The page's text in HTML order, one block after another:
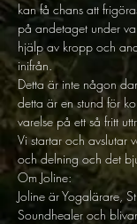
kan få chans att
på andetaget under
hjälp av kropp och
inifrån.
Detta är inte någon
detta är en stund för
varelse på ett så fritt
Vi startar och avslutar
och delning och det
Om Joline:
Joline är Yogalärare,
Soundhealer och